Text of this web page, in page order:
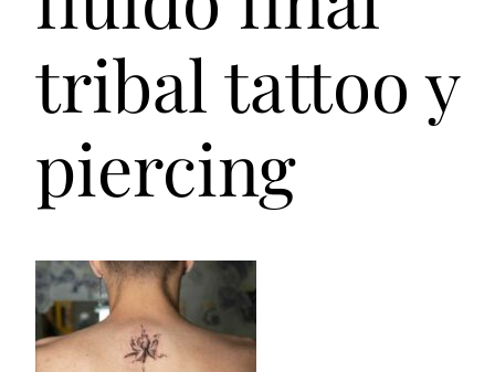
tribal tattoo y
piercing